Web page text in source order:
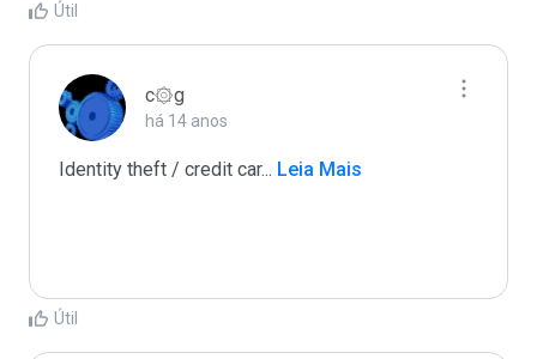
Útil
c۞g
há 14 anos
Identity theft / credit car... Leia Mais
Útil